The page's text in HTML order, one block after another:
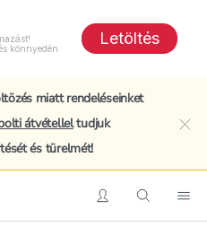
könnyedén
Letöltés
miatt rendeléseinket
átvételleltudjuk
és türelmét!
BelépésKeresés